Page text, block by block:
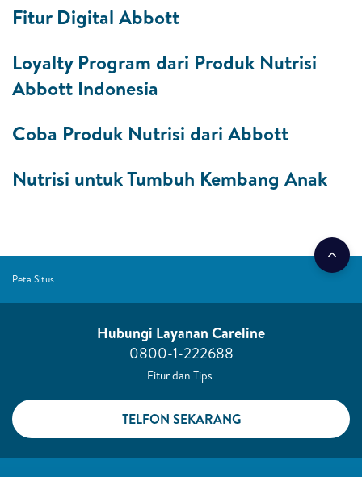
Fitur Digital Abbott
Loyalty Program dari Produk Nutrisi
Abbott Indonesia
Coba Produk Nutrisi dari Abbott
Nutrisi untuk Tumbuh Kembang Anak
Peta Situs
Hubungi Layanan Careline​
0800-1-222688​
Fitur dan Tips ​
TELFON SEKARANG​